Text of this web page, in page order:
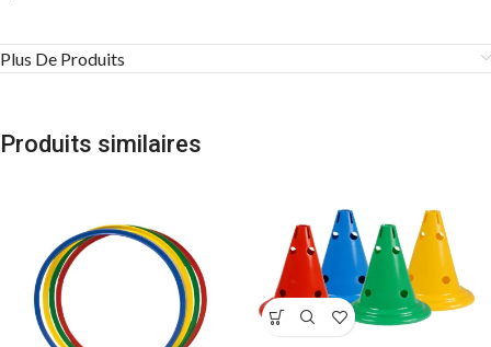
Plus De Produits
Produits similaires